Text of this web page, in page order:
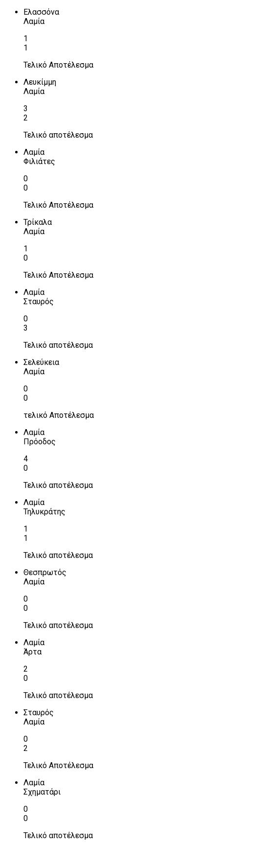
Ελασσόνα
Λαμία
1
1
Τελικό Αποτέλεσμα
Λευκίμμη
Λαμία
3
2
Τελικό αποτέλεσμα
Λαμία
Φιλιάτες
0
0
Τελικό Αποτέλεσμα
Τρίκαλα
Λαμία
1
0
Τελικό Αποτέλεσμα
Λαμία
Σταυρός
0
3
Τελικό αποτέλεσμα
Σελεύκεια
Λαμία
0
0
τελικό Αποτέλεσμα
Λαμία
Πρόοδος
4
0
Τελικό αποτέλεσμα
Λαμία
Τηλυκράτης
1
1
Τελικό αποτέλεσμα
Θεσπρωτός
Λαμία
0
0
Τελικό αποτέλεσμα
Λαμία
Άρτα
2
0
Τελικό αποτέλεσμα
Σταυρός
Λαμία
0
2
Τελικό Αποτέλεσμα
Λαμία
Σχηματάρι
0
0
Τελικό αποτέλεσμα